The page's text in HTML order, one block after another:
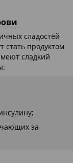
сладостей
стать продуктом
сладкий
за